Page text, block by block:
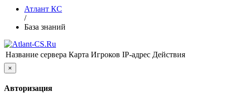
Атлант КС
/
База знаний
Название сервера Карта Игроков IP-адрес Действия
×
Авторизация